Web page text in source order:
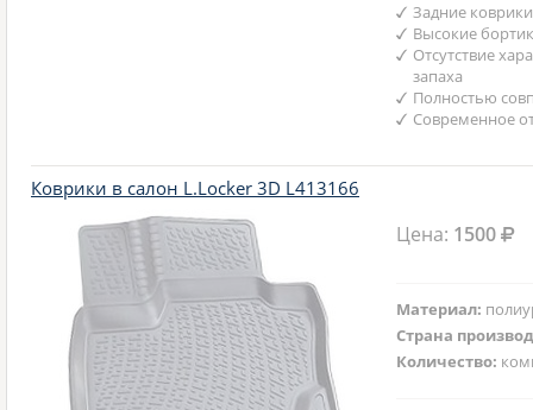
Задние
Высокие
Отсутствие
запаха
Полностью
Современное
Коврики в салон L.Locker 3D L413166
Цена: 1500
Материал:
Страна
Количество: